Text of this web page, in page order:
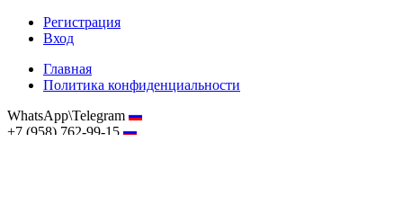
Регистрация
Вход
Главная
Политика конфиденциальности
WhatsApp\Telegram
+7 (958) 762-99-15